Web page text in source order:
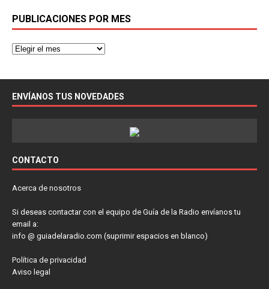
PUBLICACIONES POR MES
ENVÍANOS TUS NOVEDADES
CONTACTO
Acerca de nosotros
Si deseas contactar con el equipo de Guía de la Radio envíanos tu
email a:
info @ guiadelaradio.com (suprimir espacios en blanco)
Política de privacidad
Aviso legal